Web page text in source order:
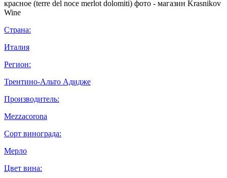
Страна:
Италия
Регион:
Трентино-Альто Адидже
Производитель:
Mezzacorona
Сорт винограда:
Мерло
Цвет вина: